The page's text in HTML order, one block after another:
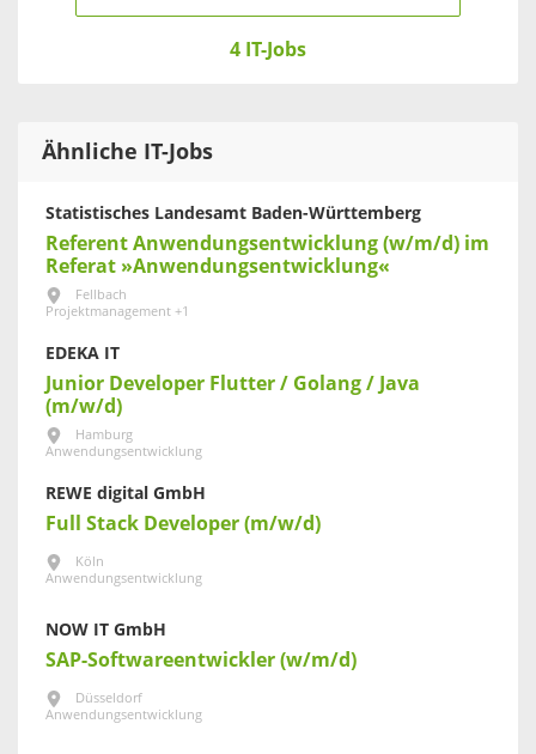
4 IT-Jobs
Ähnliche IT-Jobs
Statistisches Landesamt Baden-Württemberg
Referent Anwendungsentwicklung (w/m/d) im
Referat »Anwendungsentwicklung«
Fellbach
Projektmanagement +1
EDEKA IT
Junior Developer Flutter / Golang / Java
(m/w/d)
Hamburg
Anwendungsentwicklung
REWE digital GmbH
Full Stack Developer (m/w/d)
Köln
Anwendungsentwicklung
NOW IT GmbH
SAP-Softwareentwickler (w/m/d)
Düsseldorf
Anwendungsentwicklung